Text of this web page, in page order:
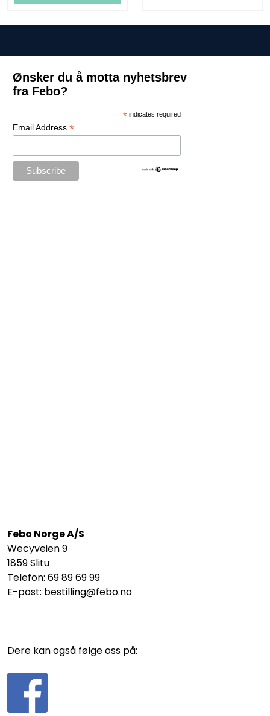
Ønsker du å motta nyhetsbrev
fra Febo?
* indicates required
Email Address *
Febo Norge A/S
Wecyveien 9
1859 Slitu
Telefon: 69 89 69 99
E-post: bestilling@febo.no
Dere kan også følge oss på: